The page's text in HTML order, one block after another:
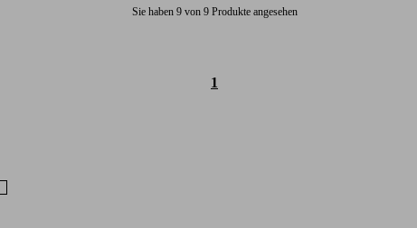
Sie haben 9 von 9 Produkte angesehen
1